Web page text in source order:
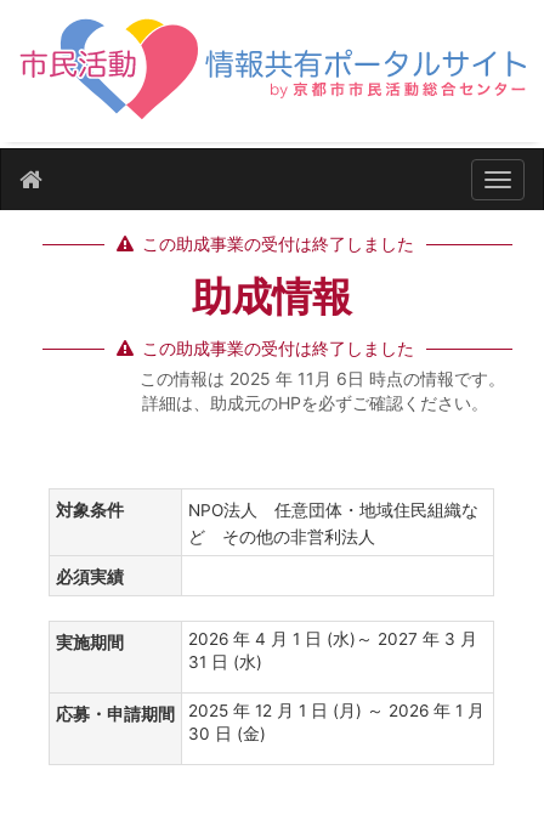
ナビ
この助成事業の受付は終了しました
助成情報
この助成事業の受付は終了しました
この情報は 2025 年 11月 6日 時点の情報です。
詳細は、助成元のHPを必ずご確認ください。
対象条件
NPO法人 任意団体・地域住民組織な
ど その他の非営利法人
必須実績
実施期間
2026 年 4 月 1 日 (水)～ 2027 年 3 月
31 日 (水)
応募・申請期間
2025 年 12 月 1 日 (月) ～ 2026 年 1 月
30 日 (金)